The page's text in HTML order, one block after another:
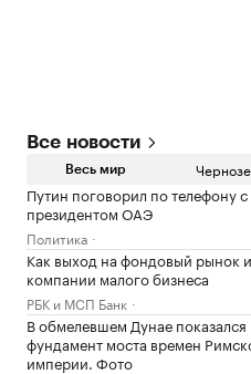
Все новости
Весь мир
Путин поговорил по телефону с
президентом ОАЭ
Политика
Как выход на фондовый рынок
компании малого бизнеса
РБК и МСП Банк
В обмелевшем Дунае показался
фундамент моста времен
империи. Фото